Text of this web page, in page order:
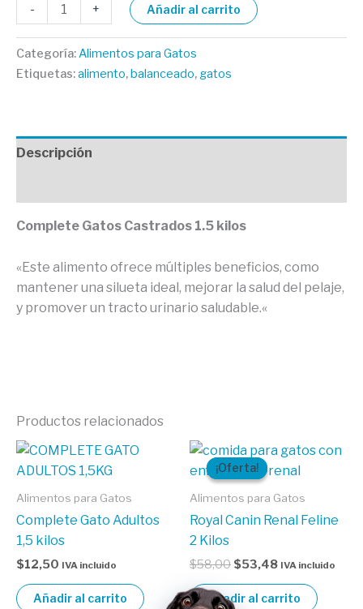
- + Añadir al carrito
Categoría:Alimentos para Gatos
Etiquetas:alimento, balanceado, gatos
Descripción
Complete Gatos Castrados 1.5 kilos
«Este alimento ofrece múltiples beneficios, como
mantener una silueta ideal, mejorar la salud del pelaje,
y promover un tracto urinario saludable.«
Productos relacionados
Alimentos para Gatos
Complete Gato Adultos
1,5 kilos
$12,50 IVA incluido
Añadir al carrito
¡Oferta!
¡Oferta!
Alimentos para Gatos
Royal Canin Renal Feline
2 Kilos
$58,00
El
precio
original
$58,00.
$53,48
El
precio
actual
es:
$53,48.
IVA incluido
Añadir al carrito